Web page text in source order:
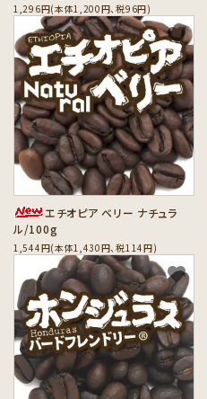
1,296円(本体1,200円、税96円)
エチオピア ベリー ナチュラ
ル/100g
1,544円(本体1,430円、税114円)
favorite
favorite